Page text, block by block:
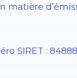
SIRET :